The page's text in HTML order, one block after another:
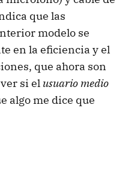
que las
modelo se
en la eficiencia y el
que ahora son
si el usuario medio
algo me dice que